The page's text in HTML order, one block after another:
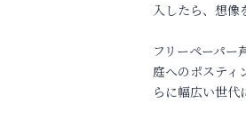
入したら、想像
フリーペーパー
庭へのポスティ
らに幅広い世